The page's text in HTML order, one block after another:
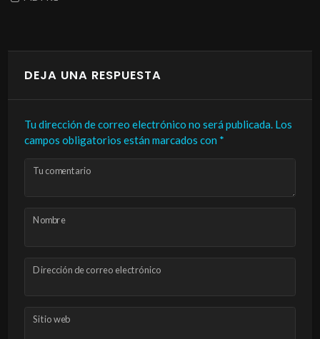
DEJA UNA RESPUESTA
Tu dirección de correo electrónico no será publicada. Los
campos obligatorios están marcados con *
Tu comentario
Nombre
Dirección de correo electrónico
Sitio web